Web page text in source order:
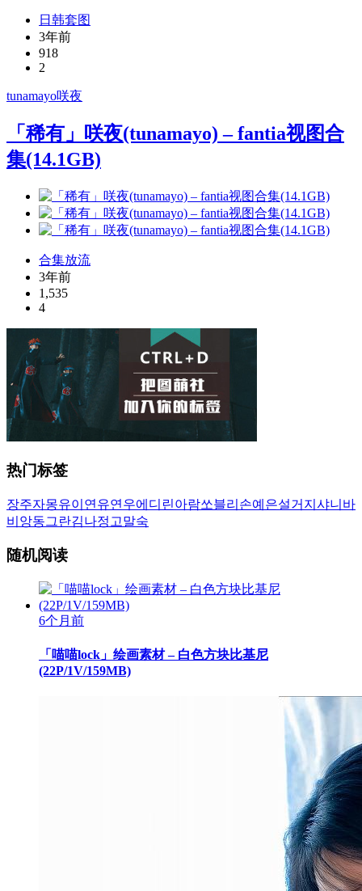
日韩套图
3年前
918
2
tunamayo咲夜
「稀有」咲夜(tunamayo) – fantia视图合
集(14.1GB)
合集放流
3年前
1,535
4
热门标签
장주자몽유이 연유연우에디린아람쏘블리 손예은설거지 샤니 바
비앙동그란김나정 고말숙
随机阅读
6个月前
「喵喵lock」绘画素材 – 白色方块比基尼
(22P/1V/159MB)